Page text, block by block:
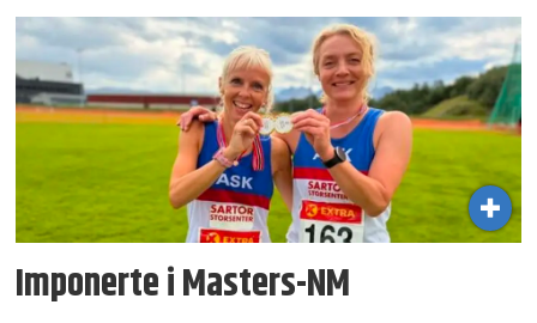
Imponerte i Masters-NM